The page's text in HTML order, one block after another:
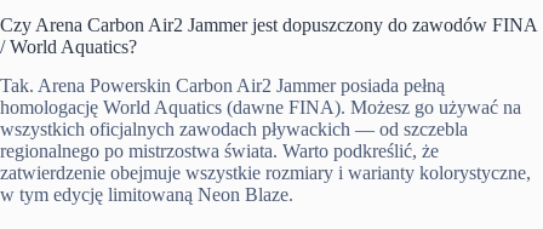
Czy Arena Carbon Air2 Jammer jest dopuszczony do zawodów FINA
/ World Aquatics?
Tak. Arena Powerskin Carbon Air2 Jammer posiada pełną
homologację World Aquatics (dawne FINA). Możesz go używać na
wszystkich oficjalnych zawodach pływackich — od szczebla
regionalnego po mistrzostwa świata. Warto podkreślić, że
zatwierdzenie obejmuje wszystkie rozmiary i warianty kolorystyczne,
w tym edycję limitowaną Neon Blaze.